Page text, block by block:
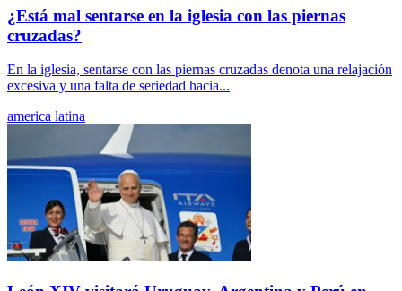
¿Está mal sentarse en la iglesia con las piernas
cruzadas?
En la iglesia, sentarse con las piernas cruzadas denota una relajación
excesiva y una falta de seriedad hacia...
america latina